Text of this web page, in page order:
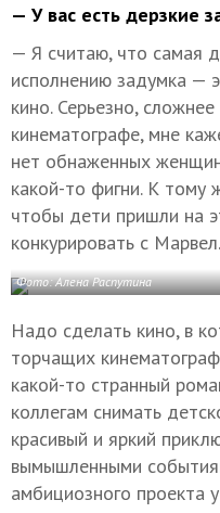
— У вас есть дерзкие
— Я считаю, что самая
исполнению задумка —
кино. Серьезно,
кинематографе, мне
нет обнаженных
какой-то фигни. К тому
чтобы дети пришли на
конкурировать с Марвел.
Фото: Алена Распутина
Надо сделать кино, в
торчащих
какой-то странный
коллегам снимать
красивый и яркий
вымышленными
амбициозного проекта